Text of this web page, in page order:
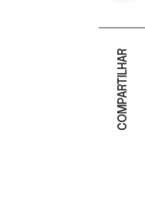
COMPARTILHAR